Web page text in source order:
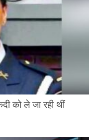
को ले जा रही थीं